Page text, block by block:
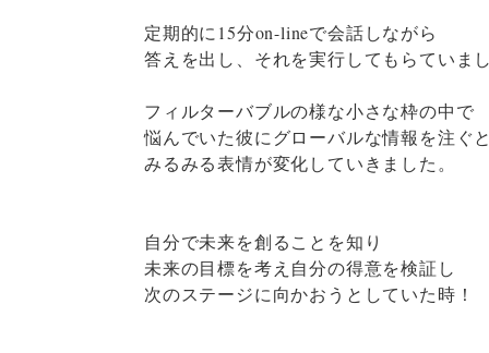
定期的に15分on-lineで会話しながら
答えを出し、それを実行してもらていまし
フィルターバブルの様な小さな枠の中で
悩んでいた彼にグローバルな情報を注ぐと
みるみる表情が変化していきました。
自分で未来を創ることを知り
未来の目標を考え自分の得意を検証し
次のステージに向かおうとしていた時！